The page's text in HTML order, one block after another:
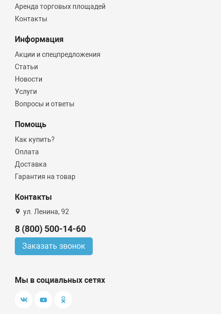
Аренда торговых площадей
Контакты
Информация
Акции и спецпредложения
Статьи
Новости
Услуги
Вопросы и ответы
Помощь
Как купить?
Оплата
Доставка
Гарантия на товар
Контакты
ул. Ленина, 92
8 (800) 500-14-60
Заказать звонок
Мы в социальных сетях